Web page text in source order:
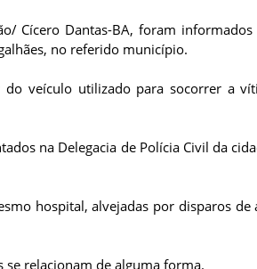
Cícero Dantas-BA, foram
no referido município.
veículo utilizado para socorrer a
na Delegacia de Polícia Civil da
hospital, alvejadas por disparos de
se relacionam de alguma forma.